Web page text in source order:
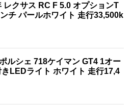
レクサス RC F 5.0 オプションT
チ パールホワイト 走行33,500k
ルシェ 718ケイマン GT4 1オー
LEDライト ホワイト 走行17,4